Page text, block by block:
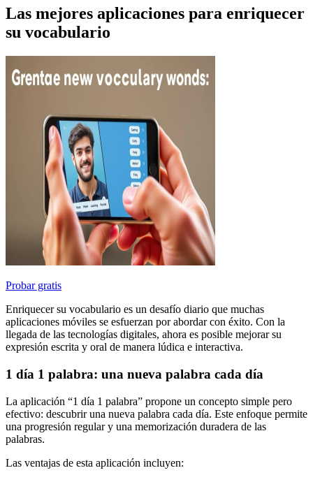
Las mejores aplicaciones para enriquecer
su vocabulario
Probar gratis
Enriquecer su vocabulario es un desafío diario que muchas
aplicaciones móviles se esfuerzan por abordar con éxito. Con la
llegada de las tecnologías digitales, ahora es posible mejorar su
expresión escrita y oral de manera lúdica e interactiva.
1 día 1 palabra: una nueva palabra cada día
La aplicación “1 día 1 palabra” propone un concepto simple pero
efectivo: descubrir una nueva palabra cada día. Este enfoque permite
una progresión regular y una memorización duradera de las
palabras.
Las ventajas de esta aplicación incluyen: